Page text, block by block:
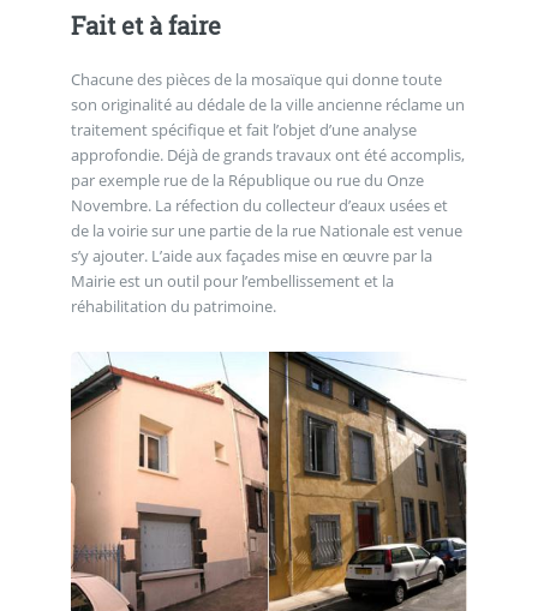
Fait et à faire
Chacune des pièces de la mosaïque qui donne toute
son originalité au dédale de la ville ancienne réclame un
traitement spécifique et fait l’objet d’une analyse
approfondie. Déjà de grands travaux ont été accomplis,
par exemple rue de la République ou rue du Onze
Novembre. La réfection du collecteur d’eaux usées et
de la voirie sur une partie de la rue Nationale est venue
s’y ajouter. L’aide aux façades mise en œuvre par la
Mairie est un outil pour l’embellissement et la
réhabilitation du patrimoine.